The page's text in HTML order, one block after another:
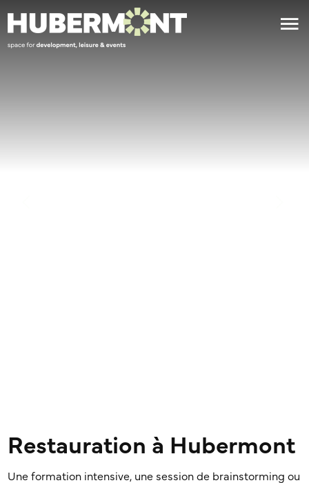
Restauration à Hubermont
Une formation intensive, une session de brainstorming ou